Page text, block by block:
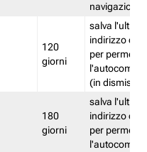
navigazione
120
giorni
salva l'ultimo
indirizzo di
per
(in
180
giorni
salva l'ultimo
indirizzo di
per